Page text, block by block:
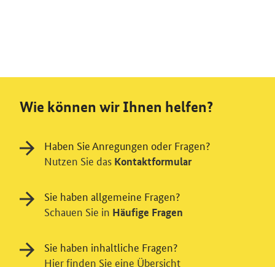
Wie können wir Ihnen helfen?
Haben Sie Anregungen oder Fragen?
Nutzen Sie das Kontaktformular
Sie haben allgemeine Fragen?
Schauen Sie in Häufige Fragen
Sie haben inhaltliche Fragen?
Hier finden Sie eine Übersicht